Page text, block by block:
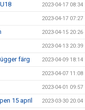
2023-04-17 08:34
2023-04-17 07:27
2023-04-15 20:26
2023-04-13 20:39
färg 2023-04-09 18:14
2023-04-07 11:08
2023-04-01 09:57
15 april 2023-03-30 20:04